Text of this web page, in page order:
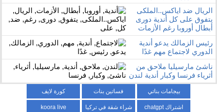
الريال ضد اياكس..الملكى
يتفوق على كل أندية دورى
أبطال أوروبا رغم الأزمات
رئيس الزمالك يدعو أندية
الدوري لاجتماع مهم غدًا
ناشئ مارسيليا ملاحق من
أثرياء فرنسا وكبار أندية لندن
بيجامات بناتي فساتين بنات كورة لايف
اشتراك chatgpt شراء شقة في تركيا koora live